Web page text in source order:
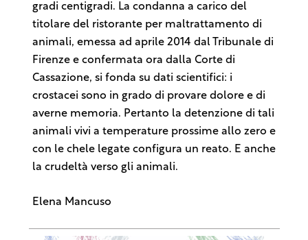
gradi centigradi. La condanna a carico del
titolare del ristorante per maltrattamento di
animali, emessa ad aprile 2014 dal Tribunale di
Firenze e confermata ora dalla Corte di
Cassazione, si fonda su dati scientifici: i
crostacei sono in grado di provare dolore e di
averne memoria. Pertanto la detenzione di tali
animali vivi a temperature prossime allo zero e
con le chele legate configura un reato. E anche
la crudeltà verso gli animali.
Elena Mancuso